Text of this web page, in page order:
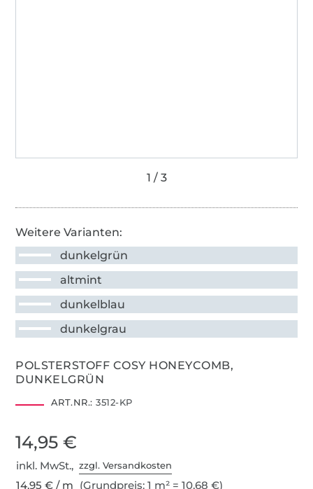
Weitere Varianten:
dunkelgrün
altmint
dunkelblau
dunkelgrau
POLSTERSTOFF COSY HONEYCOMB,
DUNKELGRÜN
ART.NR.: 3512-KP
14,95 €
inkl. MwSt.,zzgl. Versandkosten
14,95 € / m (Grundpreis: 1 m² = 10,68 €)